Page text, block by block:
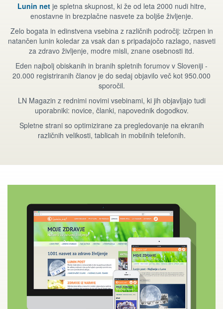
Lunin netje spletna skupnost, ki že od leta 2000 nudi hitre,
enostavne in brezplačne nasvete za boljše življenje.
Zelo bogata in edinstvena vsebina z različnih področij: izčrpen in
natančen lunin koledar za vsak dan s pripadajočo razlago, nasveti
za zdravo življenje, modre misli, znane osebnosti itd.
Eden najbolj obiskanih in branih spletnih forumov v Sloveniji -
20.000 registriranih članov je do sedaj objavilo več kot 950.000
sporočil.
LN Magazin z rednimi novimi vsebinami, ki jih objavljajo tudi
uporabniki: novice, članki, napovednik dogodkov.
Spletne strani so optimizirane za pregledovanje na ekranih
različnih velikosti, tablicah in mobilnih telefonih.